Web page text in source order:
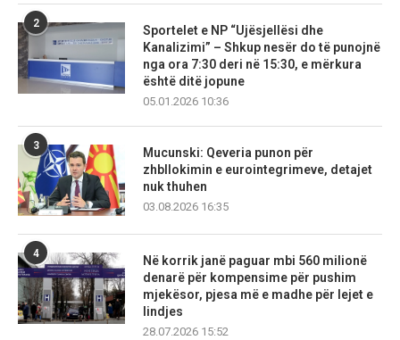
2
Sportelet e NP “Ujësjellësi dhe
Kanalizimi” – Shkup nesër do të punojnë
nga ora 7:30 deri në 15:30, e mërkura
është ditë jopune
05.01.2026 10:36
3
Mucunski: Qeveria punon për
zhbllokimin e eurointegrimeve, detajet
nuk thuhen
03.08.2026 16:35
4
Në korrik janë paguar mbi 560 milionë
denarë për kompensime për pushim
mjekësor, pjesa më e madhe për lejet e
lindjes
28.07.2026 15:52